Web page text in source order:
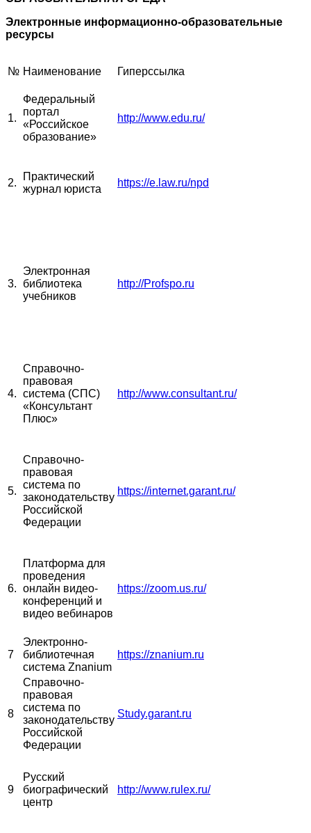
Электронные информационно-образовательные
ресурсы
№ Наименование Гиперссылка
1.
Федеральный
портал
«Российское
образование»
http://www.edu.ru/
2.
Практический
журнал юриста
https://e.law.ru/npd
3.
Электронная
библиотека
учебников
http://Profspo.ru
4.
Справочно-
правовая
система (СПС)
«Консультант
Плюс»
http://www.consultant.ru/
5.
Справочно-
правовая
система по
законодательству
Российской
Федерации
https://internet.garant.ru/
6.
Платформа для
проведения
онлайн видео-
конференций и
видео вебинаров
https://zoom.us.ru/
7
Электронно-
библиотечная
система Znanium
https://znanium.ru
8
Справочно-
правовая
система по
законодательству
Российской
Федерации
Study.garant.ru
9
Русский
биографический
центр
http://www.rulex.ru/